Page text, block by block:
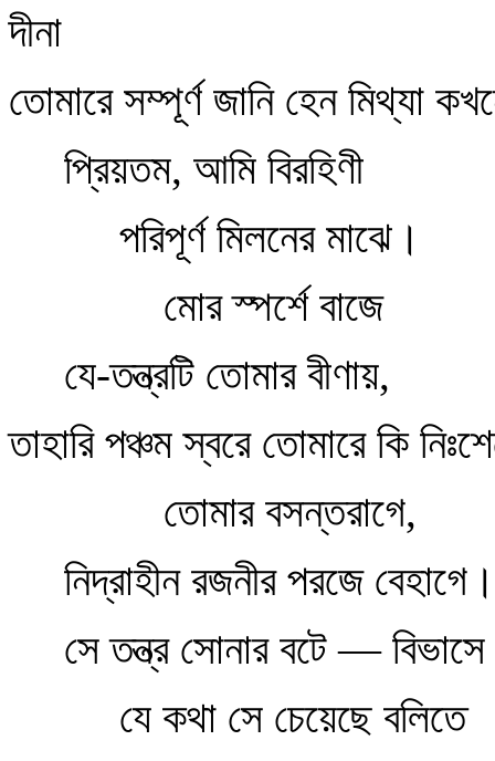
দীনা
তোমারে সম্পূর্ণ জানি হেন মিথ্যা
প্রিয়তম, আমি বিরহিণী
পরিপূর্ণ মিলনের মাঝে।
মোর স্পর্শে বাজে
যে-তন্ত্রটি তোমার বীণায়,
তাহারি পঞ্চম স্বরে তোমারে কি
তোমার বসন্তরাগে,
নিদ্রাহীন রজনীর পরজে বেহাগে।
সে তন্ত্র সোনার বটে —
যে কথা সে চেয়েছে বলিতে